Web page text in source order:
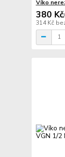
Víko
380 Kč/
314 Kč